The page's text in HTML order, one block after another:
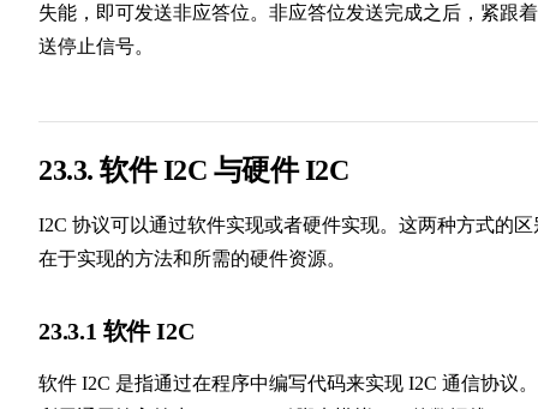
失能，即可发送非应答位。非应答位发送完成之后，紧跟
送停止信号。
23.3. 软件 I2C 与硬件 I2C
I2C 协议可以通过软件实现或者硬件实现。这两种方式的区
在于实现的方法和所需的硬件资源。
23.3.1 软件 I2C
软件 I2C 是指通过在程序中编写代码来实现 I2C 通信协议